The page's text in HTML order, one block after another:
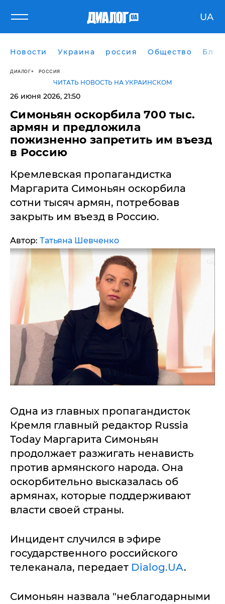
UA
Новости Украина россия Общество
ДИАЛОГ РОССИЯ
ЧИТАТЬ НОВОСТЬ НА УКРАИНСКОМ
26 июня 2026, 21:50
​Симоньян оскорбила 700 тыс.
армян и предложила
пожизненно запретить им въезд
в Россию
Кремлевская пропагандистка
Маргарита Симоньян оскорбила
сотни тысяч армян, потребовав
закрыть им въезд в Россию.
Автор: Татьяна Шевченко
Одна из главных пропагандисток
Кремля главный редактор Russia
Today Маргарита Симоньян
продолжает разжигать ненависть
против армянского народа. Она
оскорбительно высказалась об
армянах, которые поддерживают
власти своей страны.
Инцидент случился в эфире
государственного российского
телеканала, передает Dialog.UA.
Симоньян назвала "неблагодарными